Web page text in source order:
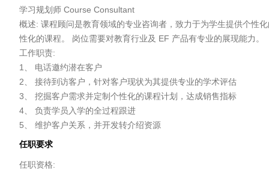
学习规划师 Course Consultant
概述: 课程顾问是教育领域的专业咨询者，致力于为学生提供个性
性化的课程。 岗位需要对教育行业及 EF 产品有专业的展现能力。
工作职责:
1、 电话邀约潜在客户
2、 接待到访客户，针对客户现状为其提供专业的学术评估
3、 挖掘客户需求并定制个性化的课程计划，达成销售指标
4、 负责学员入学的全过程跟进
5、 维护客户关系，并开发转介绍资源
任职要求
任职资格: